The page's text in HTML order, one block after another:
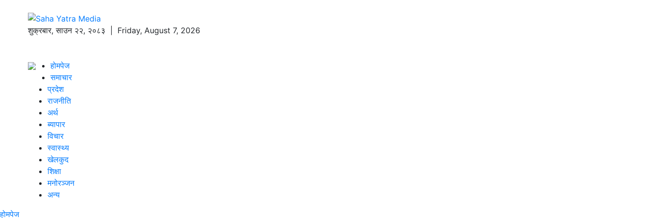
शुक्रबार,साउन २२, २०८३ | Friday, August 7, 2026
होमपेज
समाचार
प्रदेश
राजनीति
अर्थ
ब्यापार
विचार
स्वास्थ्य
खेलकुद
शिक्षा
मनोरञ्जन
अन्य
होमपेज